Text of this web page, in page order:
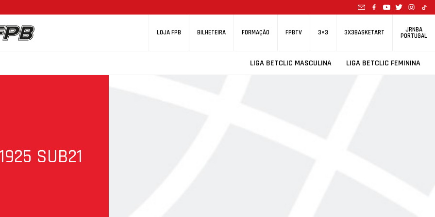
LOJA FPB BILHETEIRA FORMAÇÃO FPBTV 3×3 3X3BASKETART JRNBA
PORTUGAL
LIGA BETCLIC MASCULINA LIGA BETCLIC FEMININA
SUB21